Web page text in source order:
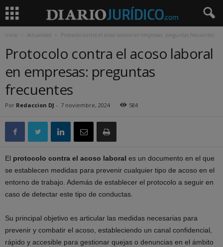
Inicio Actualidad Protocolo contra el acoso laboral en empresas: preguntas frecuentes
Protocolo contra el acoso laboral
en empresas: preguntas
frecuentes
Por Redaccion DJ - 7 noviembre, 2024 584
El protocolo contra el acoso laboral es un documento en el que
se establecen medidas para prevenir cualquier tipo de acoso en el
entorno de trabajo. Además de establecer el protocolo a seguir en
caso de detectar este tipo de conductas.
Su principal objetivo es articular las medidas necesarias para
prevenir y combatir el acoso, estableciendo un canal confidencial,
rápido y accesible para gestionar quejas o denuncias en el ámbito